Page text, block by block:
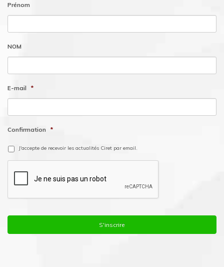
Prénom
NOM
E-mail *
Confirmation *
J'accepte de recevoir les actualités Ciret par email.